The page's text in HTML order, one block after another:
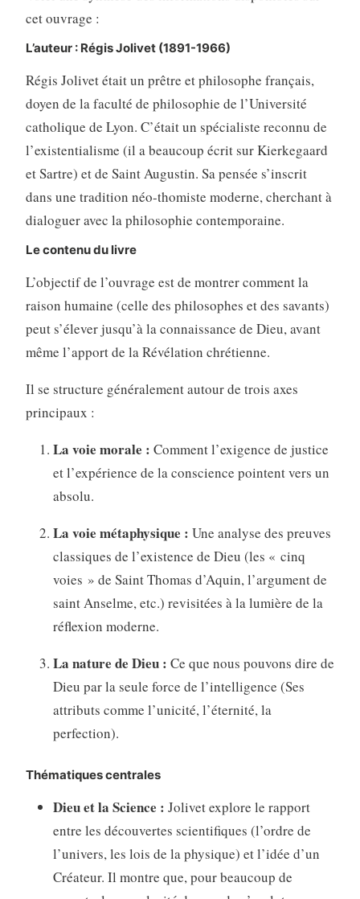
cet ouvrage :
L’auteur : Régis Jolivet (1891-1966)
Régis Jolivet était un prêtre et philosophe français,
doyen de la faculté de philosophie de l’Université
catholique de Lyon. C’était un spécialiste reconnu de
l’existentialisme (il a beaucoup écrit sur Kierkegaard
et Sartre) et de Saint Augustin. Sa pensée s’inscrit
dans une tradition néo-thomiste moderne, cherchant à
dialoguer avec la philosophie contemporaine.
Le contenu du livre
L’objectif de l’ouvrage est de montrer comment la
raison humaine (celle des philosophes et des savants)
peut s’élever jusqu’à la connaissance de Dieu, avant
même l’apport de la Révélation chrétienne.
Il se structure généralement autour de trois axes
principaux :
La voie morale : Comment l’exigence de justice
et l’expérience de la conscience pointent vers un
absolu.
La voie métaphysique : Une analyse des preuves
classiques de l’existence de Dieu (les « cinq
voies » de Saint Thomas d’Aquin, l’argument de
saint Anselme, etc.) revisitées à la lumière de la
réflexion moderne.
La nature de Dieu : Ce que nous pouvons dire de
Dieu par la seule force de l’intelligence (Ses
attributs comme l’unicité, l’éternité, la
perfection).
Thématiques centrales
Dieu et la Science : Jolivet explore le rapport
entre les découvertes scientifiques (l’ordre de
l’univers, les lois de la physique) et l’idée d’un
Créateur. Il montre que, pour beaucoup de